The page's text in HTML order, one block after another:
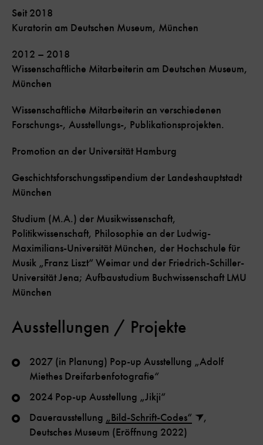
Seit 2018
Kuratorin am Deutschen Museum, München
2012 – 2018
Wissenschaftliche Mitarbeiterin am Deutschen Museum,
München
Wissenschaftliche Mitarbeiterin an verschiedenen
Forschungs-, Ausstellungs-, Publikationsprojekten.
Promotion an der Universität Hamburg
Geschichtsforschungsstipendium der Landeshauptstadt
München
Studium (M.A.) der Musikwissenschaft,
Politikwissenschaft, Philosophie an der Ludwig-
Maximilians-Universität München, der Hochschule für
Musik „Franz Liszt“ Weimar und der Friedrich-Schiller-
Universität Jena; Aufbaustudium Buchwissenschaft LMU
München
Ausstellungen / Projekte
2027 (in Planung) Pop-up Ausstellung „Adolf
Miethes Dreifarbenfotografie“
2024 Pop-up Ausstellung „Jikji“
Dauerausstellung „Bild-Schrift-Codes“
,
Deutsches Museum (Eröffnung 2022)